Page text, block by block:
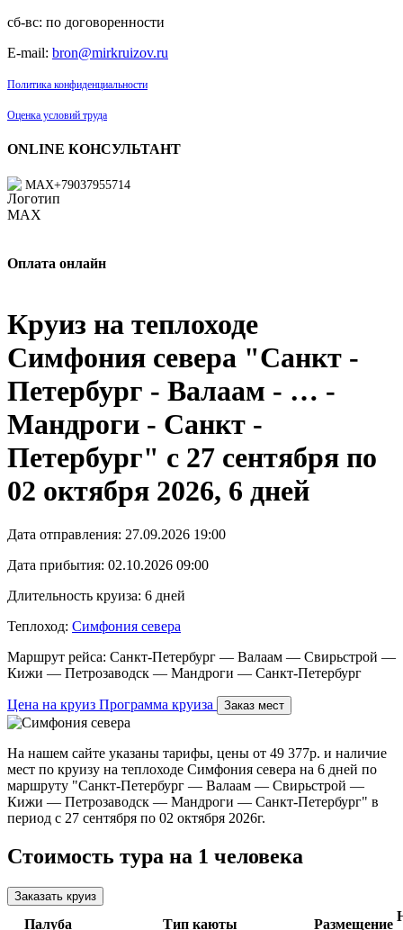
сб-вс: по договоренности
E-mail: bron@mirkruizov.ru
Политика конфиденциальности
Оценка условий труда
ONLINE КОНСУЛЬТАНТ
MAX+79037955714
Оплата онлайн
Круиз на теплоходе
Симфония севера "Санкт -
Петербург - Валаам - … -
Мандроги - Санкт -
Петербург" с 27 сентября по
02 октября 2026, 6 дней
Дата отправления: 27.09.2026 19:00
Дата прибытия: 02.10.2026 09:00
Длительность круиза: 6 дней
Теплоход: Симфония севера
Маршрут рейса: Санкт-Петербург — Валаам — Свирьстрой —
Кижи — Петрозаводск — Мандроги — Санкт-Петербург
Цена на круиз Программа круиза Заказ мест
На нашем сайте указаны тарифы, цены от 49 377р. и наличие
мест по круизу на теплоходе Симфония севера на 6 дней по
маршруту "Санкт-Петербург — Валаам — Свирьстрой —
Кижи — Петрозаводск — Мандроги — Санкт-Петербург" в
период с 27 сентября по 02 октября 2026г.
Стоимость тура на 1 человека
Заказать круиз
Палуба Тип каюты Размещение